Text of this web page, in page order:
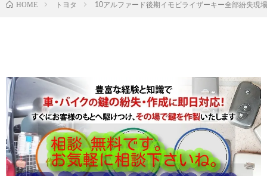
HOME トヨタ 10アルファード後期イモビライザーキー全部紛失現